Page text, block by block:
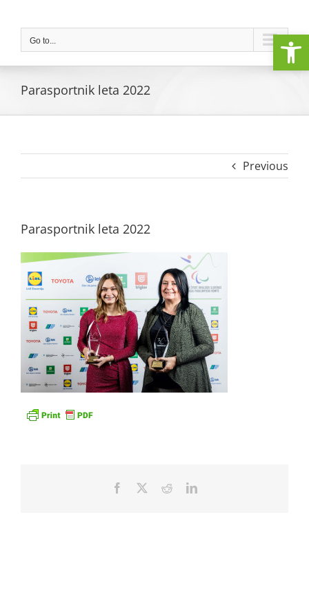
contentGo to...
Parasportnik leta 2022
Previous
Parasportnik leta 2022
Facebook RedditLinkedIn